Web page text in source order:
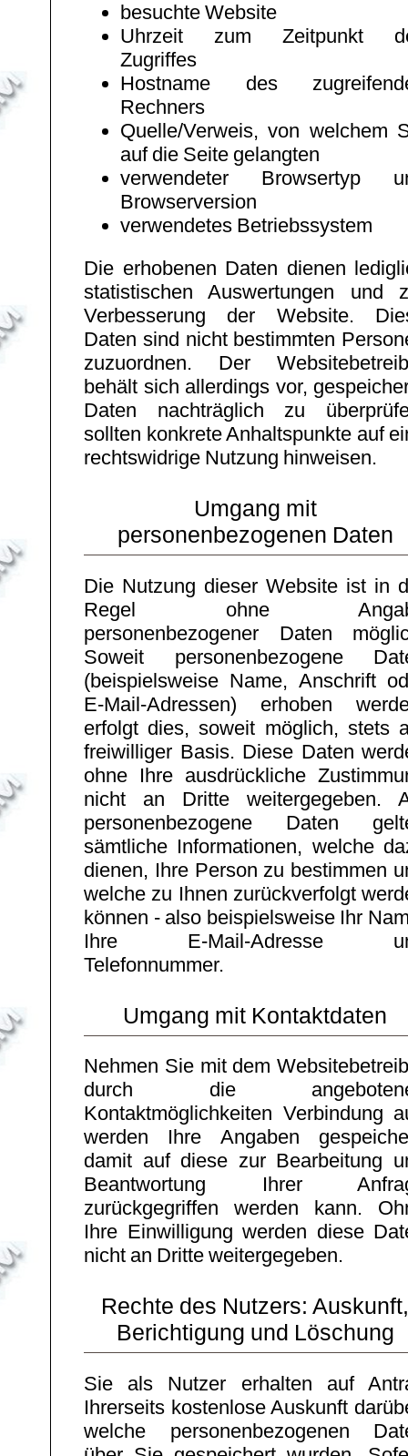
besuchte Website
Uhrzeit zum Zeitpunkt
Zugriffes
Hostname des
Rechners
Quelle/Verweis, von welchem
auf die Seite gelangten
verwendeter Browsertyp
Browserversion
verwendetes Betriebssystem
Die erhobenen Daten dienen
statistischen Auswertungen und
Verbesserung der Website.
Daten sind nicht bestimmten
zuzuordnen. Der
behält sich allerdings vor,
Daten nachträglich zu
sollten konkrete Anhaltspunkte auf
rechtswidrige Nutzung hinweisen.
Umgang mit
personenbezogenen Daten
Die Nutzung dieser Website ist in
Regel ohne
personenbezogener Daten
Soweit personenbezogene
(beispielsweise Name, Anschrift
E-Mail-Adressen) erhoben
erfolgt dies, soweit möglich, stets
freiwilliger Basis. Diese Daten
ohne Ihre ausdrückliche
nicht an Dritte weitergegeben.
personenbezogene Daten
sämtliche Informationen, welche
dienen, Ihre Person zu bestimmen
welche zu Ihnen zurückverfolgt
können - also beispielsweise Ihr
Ihre E-Mail-Adresse
Telefonnummer.
Umgang mit Kontaktdaten
Nehmen Sie mit dem
durch die
Kontaktmöglichkeiten Verbindung
werden Ihre Angaben
damit auf diese zur Bearbeitung
Beantwortung Ihrer
zurückgegriffen werden kann.
Ihre Einwilligung werden diese
nicht an Dritte weitergegeben.
Rechte des Nutzers: Auskunft,
Berichtigung und Löschung
Sie als Nutzer erhalten auf
Ihrerseits kostenlose Auskunft
welche personenbezogenen